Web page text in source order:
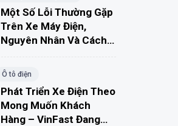
Một Số Lỗi Thường Gặp
Trên Xe Máy Điện,
Nguyên Nhân Và Cách
Ô tô điện
Phát Triển Xe Điện Theo
Mong Muốn Khách
Hàng – VinFast Đang